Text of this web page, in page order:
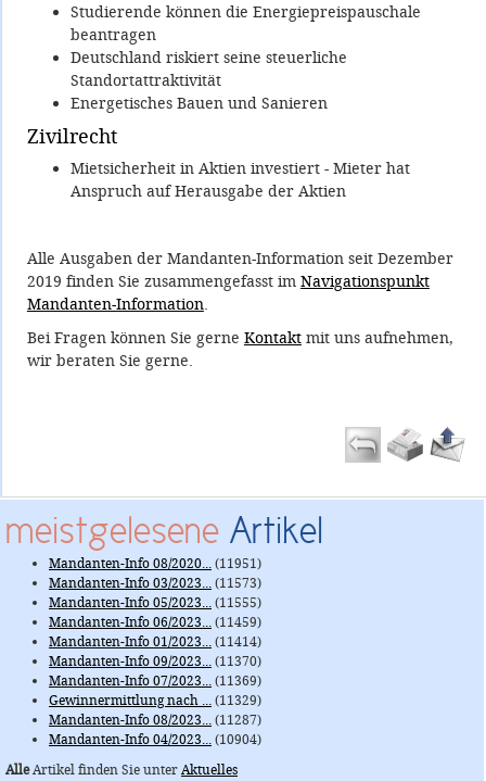
Studierende können die Energiepreispauschale
beantragen
Deutschland riskiert seine steuerliche
Standortattraktivität
Energetisches Bauen und Sanieren
Zivilrecht
Mietsicherheit in Aktien investiert - Mieter hat
Anspruch auf Herausgabe der Aktien
Alle Ausgaben der Mandanten-Information seit Dezember
2019 finden Sie zusammengefasst im Navigationspunkt
Mandanten-Information.
Bei Fragen können Sie gerne Kontaktmit uns aufnehmen,
wir beraten Sie gerne.
meistgelesene Artikel
Mandanten-Info 08/2020...(11951)
Mandanten-Info 03/2023...(11573)
Mandanten-Info 05/2023...(11555)
Mandanten-Info 06/2023...(11459)
Mandanten-Info 01/2023...(11414)
Mandanten-Info 09/2023...(11370)
Mandanten-Info 07/2023...(11369)
Gewinnermittlung nach ...(11329)
Mandanten-Info 08/2023...(11287)
Mandanten-Info 04/2023...(10904)
AlleArtikel finden Sie unterAktuelles